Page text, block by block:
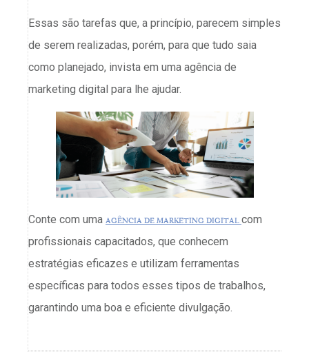
Essas são tarefas que, a princípio, parecem simples
de serem realizadas, porém, para que tudo saia
como planejado, invista em uma agência de
marketing digital para lhe ajudar.
Conte com uma agência de marketing digitalcom
profissionais capacitados, que conhecem
estratégias eficazes e utilizam ferramentas
específicas para todos esses tipos de trabalhos,
garantindo uma boa e eficiente divulgação.